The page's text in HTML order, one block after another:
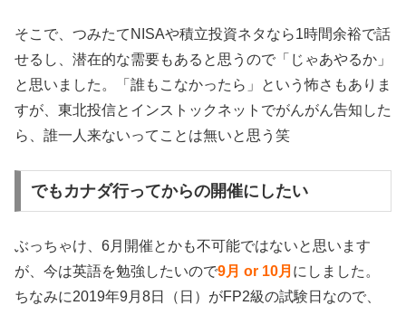
そこで、つみたてNISAや積立投資ネタなら1時間余裕で話
せるし、潜在的な需要もあると思うので「じゃあやるか」
と思いました。「誰もこなかったら」という怖さもありま
すが、東北投信とインストックネットでがんがん告知した
ら、誰一人来ないってことは無いと思う笑
でもカナダ行ってからの開催にしたい
ぶっちゃけ、6月開催とかも不可能ではないと思います
が、今は英語を勉強したいので9月 or 10月 にしました。
ちなみに2019年9月8日（日）がFP2級の試験日なので、